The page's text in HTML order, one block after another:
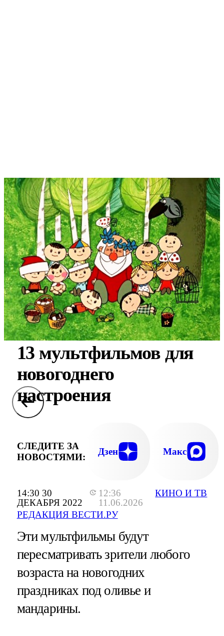
14:30 30
ДЕКАБРЯ 2022
12:36
11.06.2026
РЕДАКЦИЯ ВЕСТИ.РУ
КИНО И ТВ
13 мультфильмов для
новогоднего
настроения
СЛЕДИТЕ ЗА
НОВОСТЯМИ:
Дзен Макс
Эти мультфильмы будут
пересматривать зрители любого
возраста на новогодних
праздниках под оливье и
мандарины.